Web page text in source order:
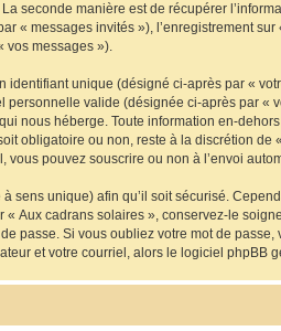
seconde manière est de récupérer
« messages invités »), l’enregistrement
vos messages »).
identifiant unique (désigné ci-après par «
personnelle valide (désignée ci-après par «
nous héberge. Toute information en-
obligatoire ou non, reste à la discrétion
vous pouvez souscrire ou non à l’envoi
sens unique) afin qu’il soit sécurisé.
« Aux cadrans solaires », conservez-le
passe. Si vous oubliez votre mot de
et votre courriel, alors le logiciel